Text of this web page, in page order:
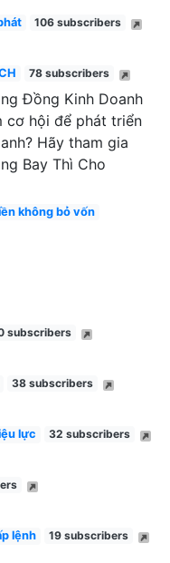
106 subscribers
78 subscribers
Đồng Kinh Doanh
cơ hội để phát triển
Hãy tham gia
Bay Thì Cho
không bỏ vốn
subscribers
38 subscribers
lực 32 subscribers
lệnh 19 subscribers